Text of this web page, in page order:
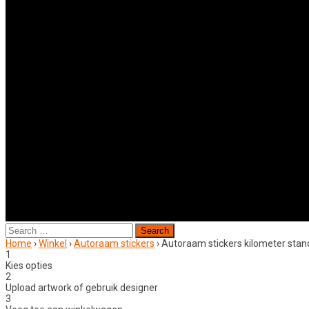
Search
for:
Home ›Winkel ›Autoraam stickers ›Autoraam stickers kilometer
1
Kies opties
2
Upload artwork of gebruik designer
3